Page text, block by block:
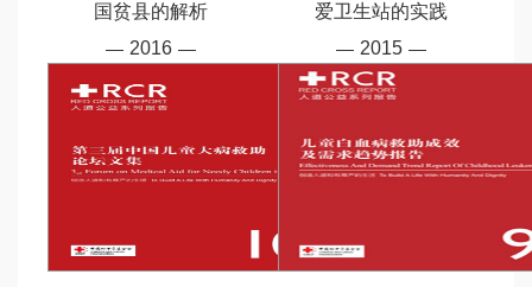
国贫县的解析
2016
爱卫生站的实践
2015